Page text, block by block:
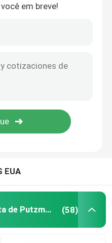
de betão
em breve!
EUA
Peças da bomba concreta de Putzmeister (58)